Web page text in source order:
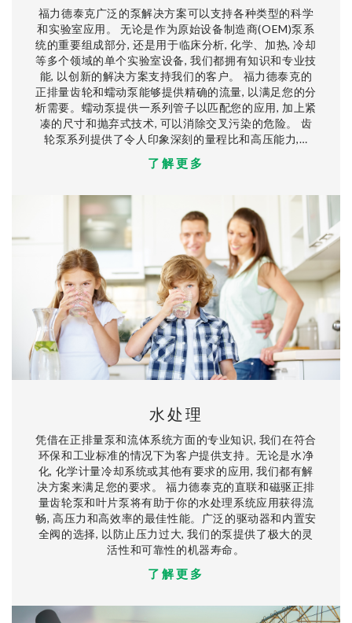
福力德泰克广泛的泵解决方案可以支持各种类型的科学
和实验室应用。 无论是作为原始设备制造商(OEM)泵系
统的重要组成部分, 还是用于临床分析, 化学、加热, 冷却
等多个领域的单个实验室设备, 我们都拥有知识和专业技
能, 以创新的解决方案支持我们的客户。 福力德泰克的
正排量齿轮和蠕动泵能够提供精确的流量, 以满足您的分
析需要。蠕动泵提供一系列管子以匹配您的应用, 加上紧
凑的尺寸和抛弃式技术, 可以消除交叉污染的危险。 齿
轮泵系列提供了令人印象深刻的量程比和高压能力,…
了解更多
水处理
凭借在正排量泵和流体系统方面的专业知识, 我们在符合
环保和工业标准的情况下为客户提供支持。无论是水净
化, 化学计量冷却系统或其他有要求的应用, 我们都有解
决方案来满足您的要求。 福力德泰克的直联和磁驱正排
量齿轮泵和叶片泵将有助于你的水处理系统应用获得流
畅, 高压力和高效率的最佳性能。广泛的驱动器和内置安
全阀的选择, 以防止压力过大, 我们的泵提供了极大的灵
活性和可靠性的机器寿命。
了解更多